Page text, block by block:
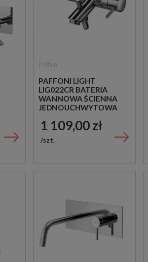
PAFFONI LIGHT
LIG022CR BATERIA
WANNOWA ŚCIENNA
JEDNOUCHWYTOWA
1 109,00 zł
szt.